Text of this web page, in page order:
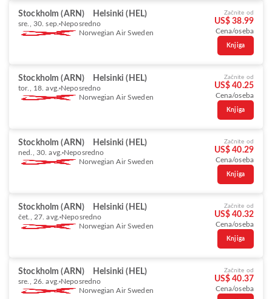
Stockholm (ARN) Helsinki (HEL)
sre., 30. sep. Neposredno
Norwegian Air Sweden
Začnite od
US$ 38.99
Cena/oseba
Knjiga
Stockholm (ARN) Helsinki (HEL)
tor., 18. avg. Neposredno
Norwegian Air Sweden
Začnite od
US$ 40.25
Cena/oseba
Knjiga
Stockholm (ARN) Helsinki (HEL)
ned., 30. avg. Neposredno
Norwegian Air Sweden
Začnite od
US$ 40.29
Cena/oseba
Knjiga
Stockholm (ARN) Helsinki (HEL)
čet., 27. avg. Neposredno
Norwegian Air Sweden
Začnite od
US$ 40.32
Cena/oseba
Knjiga
Stockholm (ARN) Helsinki (HEL)
sre., 26. avg. Neposredno
Norwegian Air Sweden
Začnite od
US$ 40.37
Cena/oseba